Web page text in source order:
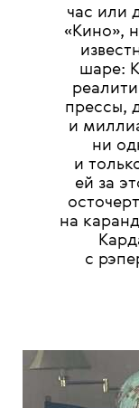
час или
«Кино»,
шаре:
прессы,
и
ни
и
ей за
на
с